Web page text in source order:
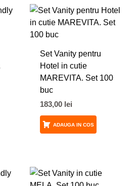
Set Vanity pentru
Hotel in cutie
MAREVITA. Set 100
buc
183,00 lei
ADAUGA IN COS